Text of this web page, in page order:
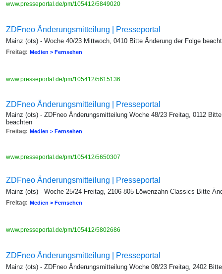
www.presseportal.de/pm/105412/5849020
ZDFneo Änderungsmitteilung | Presseportal
Mainz (ots) - Woche 40/23 Mittwoch, 0410 Bitte Änderung der Folge
Freitag: Medien > Fernsehen
www.presseportal.de/pm/105412/5615136
ZDFneo Änderungsmitteilung | Presseportal
Mainz (ots) - ZDFneo Änderungsmitteilung Woche 48/23 Freitag, 0112
beachten
Freitag: Medien > Fernsehen
www.presseportal.de/pm/105412/5650307
ZDFneo Änderungsmitteilung | Presseportal
Mainz (ots) - Woche 25/24 Freitag, 2106 805 Löwenzahn Classics Bitte
Freitag: Medien > Fernsehen
www.presseportal.de/pm/105412/5802686
ZDFneo Änderungsmitteilung | Presseportal
Mainz (ots) - ZDFneo Änderungsmitteilung Woche 08/23 Freitag, 2402